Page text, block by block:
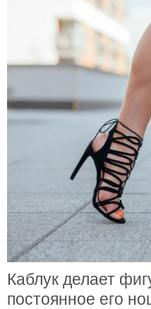
Каблук делает
постоянное его